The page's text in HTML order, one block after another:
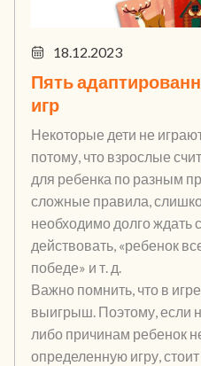
18.12.2023
Пять
игр
Некоторые дети не
потому, что взрослые
для ребенка по разным
сложные правила,
необходимо долго ждать
действовать, «ребенок
победе» и т. д.
Важно помнить, что в
выигрыш. Поэтому, если
либо причинам ребенок
определенную игру,